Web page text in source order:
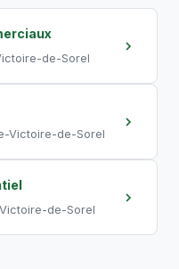
de-Sorel
Victoire-de-Sorel
de-Sorel